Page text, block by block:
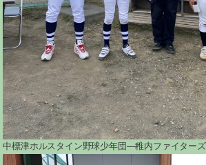
中標津ホルスタイン野球少年団―稚内ファイターズ